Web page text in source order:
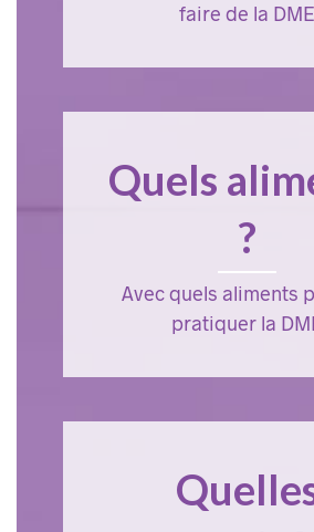
faire de la DME
Quels
?
Avec quels aliments
pratiquer la